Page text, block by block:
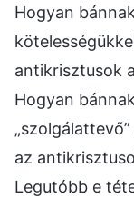
Hogyan
antikrisztusok
Hogyan
az
Legutóbb e